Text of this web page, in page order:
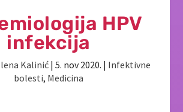
HPV
infekcija
Kalinić | 5. nov 2020. | Infektivne
bolesti, Medicina